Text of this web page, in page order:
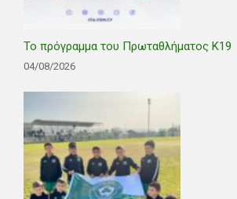
Το πρόγραμμα του Πρωταθλήματος Κ19
04/08/2026